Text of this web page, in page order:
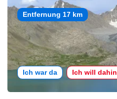
Entfernung 17 km
Ich war da Ich will dahin